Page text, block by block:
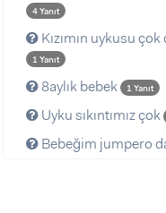
4 Yanıt
Kızımın uykusu
1 Yanıt
8aylık bebek 1 Yanıt
Uyku sıkıntımız çok
Bebeğim jumpero